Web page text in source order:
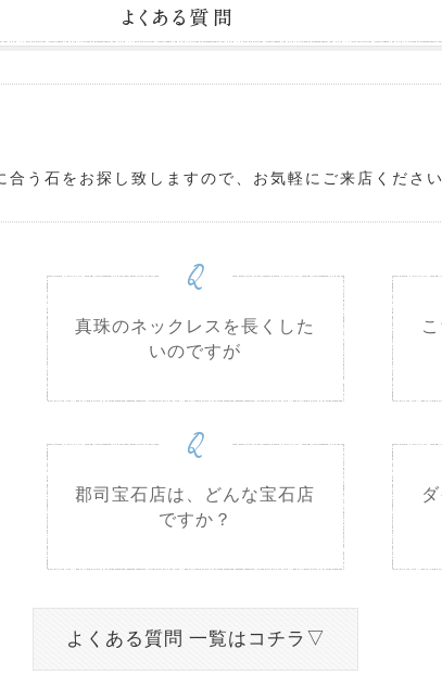
う石をお探し致しますので、お気軽にご来店ください
Q
真珠のネックレスを長くした
いのですが
Q
郡司宝石店は、どんな宝石店
ですか？
よくある質問 一覧はコチラ▽